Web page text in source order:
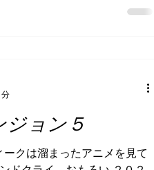
ジョン５
クは溜まったアニメを見て
分